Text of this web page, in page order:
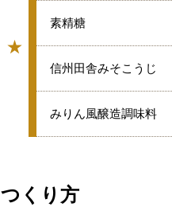
★
グループ
★
素精糖
★
信州田舎みそこうじ
★
みりん風醸造調味料
つくり方